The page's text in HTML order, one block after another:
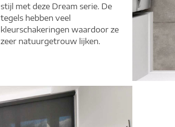
stijl met deze Dream serie. De
tegels hebben veel
kleurschakeringen waardoor ze
zeer natuurgetrouw lijken.